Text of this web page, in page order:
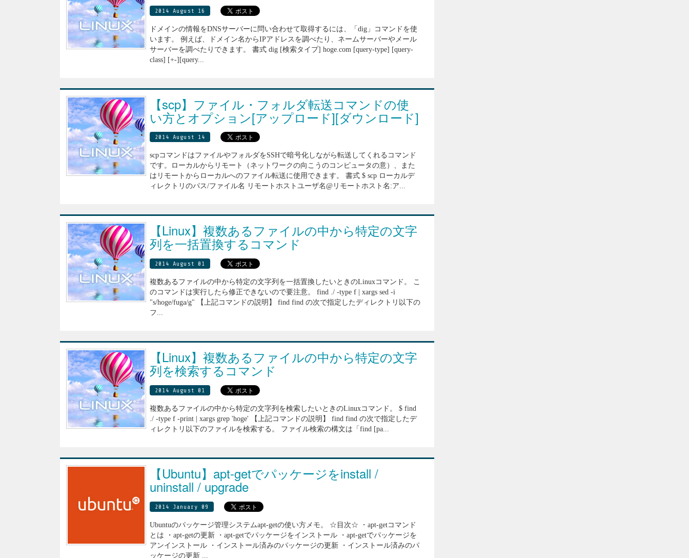
2014 August 16
ドメインの情報をDNSサーバーに問い合わせて取得するには、「dig」コマンドを使
います。 例えば、ドメイン名からIPアドレスを調べたり、ネームサーバーやメール
サーバーを調べたりできます。 書式 dig [検索タイプ] hoge.com [query-type] [query-
class] [+-][query...
【scp】ファイル・フォルダ転送コマンドの使
い方とオプション[アップロード][ダウンロード]
2014 August 14
scpコマンドはファイルやフォルダをSSHで暗号化しながら転送してくれるコマンド
です。ローカルからリモート（ネットワークの向こうのコンピュータの意）、また
はリモートからローカルへのファイル転送に使用できます。 書式 $ scp ローカルデ
ィレクトリのパス/ファイル名 リモートホストユーザ名@リモートホスト名:ア...
【Linux】複数あるファイルの中から特定の文字
列を一括置換するコマンド
2014 August 01
複数あるファイルの中から特定の文字列を一括置換したいときのLinuxコマンド。 こ
のコマンドは実行したら修正できないので要注意。 find ./ -type f | xargs sed -i
"s/hoge/fuga/g" 【上記コマンドの説明】 find find の次で指定したディレクトリ以下の
フ...
【Linux】複数あるファイルの中から特定の文字
列を検索するコマンド
2014 August 01
複数あるファイルの中から特定の文字列を検索したいときのLinuxコマンド。 $ find
./ -type f -print | xargs grep 'hoge' 【上記コマンドの説明】 find find の次で指定したデ
ィレクトリ以下のファイルを検索する。 ファイル検索の構文は「find [pa...
【Ubuntu】apt-getでパッケージをinstall /
uninstall / upgrade
2014 January 09
Ubuntuのパッケージ管理システムapt-getの使い方メモ。 ☆目次☆ ・apt-getコマンド
とは ・apt-getの更新 ・apt-getでパッケージをインストール ・apt-getでパッケージを
アンインストール ・インストール済みのパッケージの更新 ・インストール済みのパ
ッケージの更新 ...